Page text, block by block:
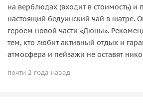
на верблюдах (входит в стоимость) и
настоящий бедуинский чай в шатре.
героем новой части «Дюны».
тем, кто любит активный отдых и
атмосфера и пейзажи не оставят
почти 2 года назад